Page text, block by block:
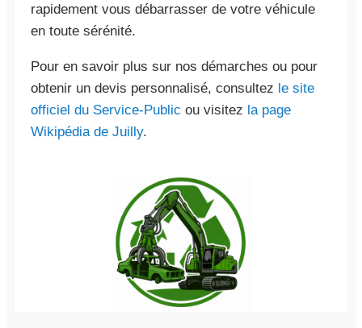
rapidement vous débarrasser de votre véhicule
en toute sérénité.
Pour en savoir plus sur nos démarches ou pour
obtenir un devis personnalisé, consultez le site
officiel du Service-Public ou visitez la page
Wikipédia de Juilly.